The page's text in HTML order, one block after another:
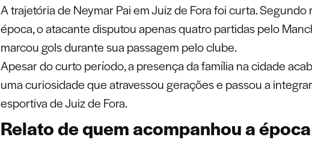
A trajetória de Neymar Pai em Juiz de Fora foi curta. Segundo
época, o atacante disputou apenas quatro partidas pelo
marcou gols durante sua passagem pelo clube.
Apesar do curto período, a presença da família na cidade
uma curiosidade que atravessou gerações e passou a
esportiva de Juiz de Fora.
Relato de quem acompanhou a época